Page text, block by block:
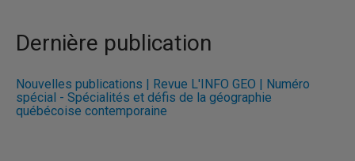
Dernière publication
Nouvelles publications | Revue L'INFO GÉO | Numéro
spécial - Spécialités et défis de la géographie
québécoise contemporaine